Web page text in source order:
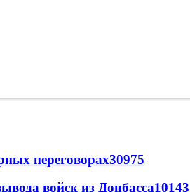
переговорах30975
войск из Донбасса10143